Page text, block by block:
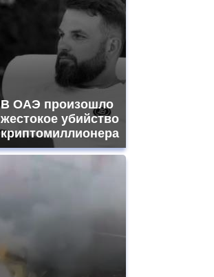
В ОАЭ произошло
жестокое убийство
криптомиллионера